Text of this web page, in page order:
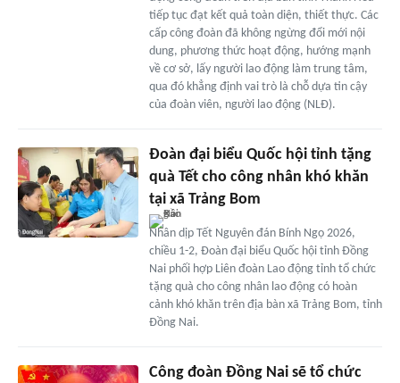
tiếp tục đạt kết quả toàn diện, thiết thực. Các
cấp công đoàn đã không ngừng đổi mới nội
dung, phương thức hoạt động, hướng mạnh
về cơ sở, lấy người lao động làm trung tâm,
qua đó khẳng định vai trò là chỗ dựa tin cậy
của đoàn viên, người lao động (NLĐ).
Đoàn đại biểu Quốc hội tỉnh tặng
quà Tết cho công nhân khó khăn
tại xã Trảng Bom
Nhân dịp Tết Nguyên đán Bính Ngọ 2026,
chiều 1-2, Đoàn đại biểu Quốc hội tỉnh Đồng
Nai phối hợp Liên đoàn Lao động tỉnh tổ chức
tặng quà cho công nhân lao động có hoàn
cảnh khó khăn trên địa bàn xã Trảng Bom, tỉnh
Đồng Nai.
Công đoàn Đồng Nai sẽ tổ chức